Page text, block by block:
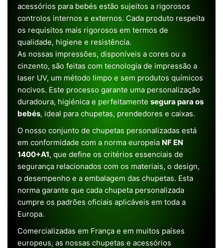
acessórios para bebés estão sujeitos a rigorosos
controlos internos e externos. Cada produto respeita
os requisitos mais rigorosos em termos de
qualidade, higiene e resistência.
As nossas impressões, disponíveis a cores ou a
cinzento, são feitas com tecnologia de impressão a
laser UV, um método limpo e sem produtos químicos
nocivos. Este processo garante uma personalização
duradoura, higiénica e perfeitamente segura para os
bebés, ideal para chupetas, prendedores e caixas.
O nosso conjunto de chupetas personalizadas está
em conformidade com a norma europeia NF EN
1400+A1, que define os critérios essenciais de
segurança relacionados com os materiais, o design,
o desempenho e a embalagem das chupetas. Esta
norma garante que cada chupeta personalizada
cumpre os padrões oficiais aplicáveis em toda a
Europa.
Comercializadas em França e em muitos países
europeus, as nossas chupetas e acessórios